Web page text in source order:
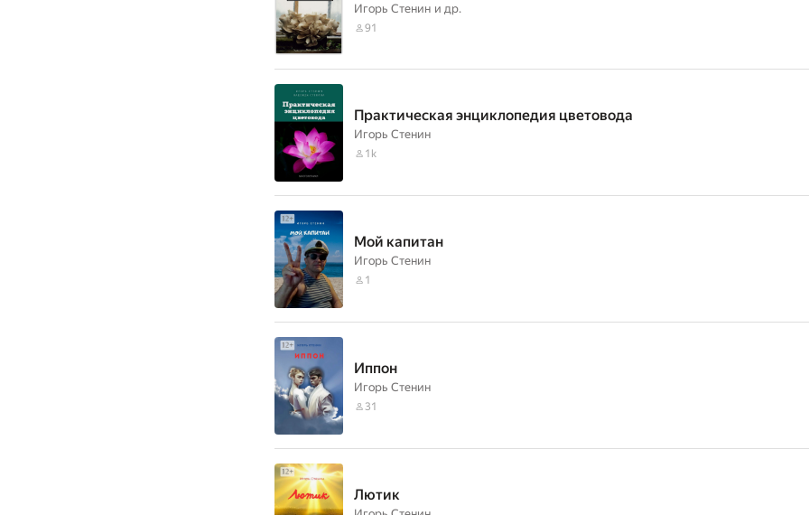
Игорь Стенин и др.
91
Практическая энциклопедия цветовода
Игорь Стенин
1k
Мой капитан
Игорь Стенин
1
Иппон
Игорь Стенин
31
Лютик